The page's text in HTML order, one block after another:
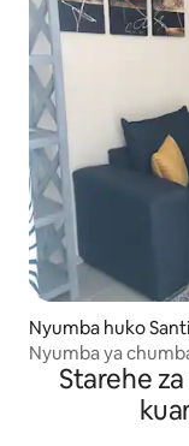
Nyumba huko
Nyumba ya
Starehe